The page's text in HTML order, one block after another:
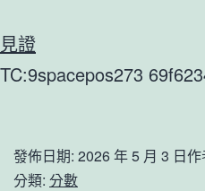
見證
TC:9spacepos273
發佈日期: 2026 年 5 月 3 日作
分類: 分數